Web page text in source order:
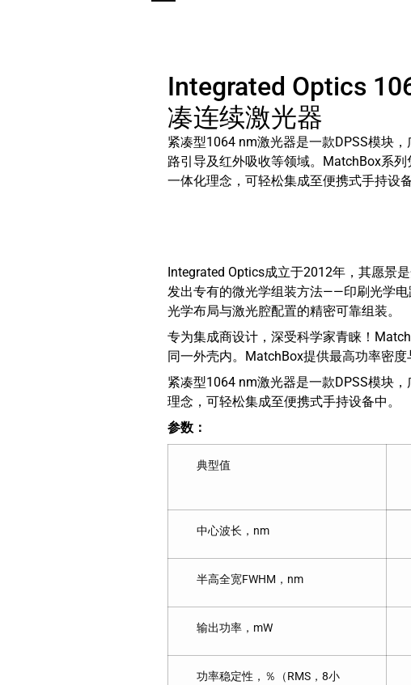
Integrated Optics
凑连续激光器
紧凑型1064 nm激光器是一款DPSS模块
路引导及红外吸收等领域。MatchBox系
一体化理念，可轻松集成至便携式手持设备
Integrated Optics成立于2012年，其愿景
发出专有的微光学组装方法——印刷光学
光学布局与激光腔配置的精密可靠组装。
专为集成商设计，深受科学家青睐！
同一外壳内。MatchBox提供最高功率密度
紧凑型1064 nm激光器是一款DPSS模块
理念，可轻松集成至便携式手持设备中。
参数：
典型值
中心波长，nm
半高全宽FWHM，nm
输出功率，mW
功率稳定性，％（RMS，8小